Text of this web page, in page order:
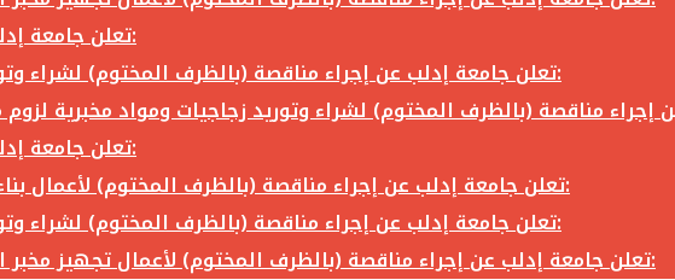
تعلن جامعة إدلب عن إجراء مناقصة (بالظرف المختوم) لشراء وتوريد ما يلي:
تعلن جامعة إدلب عن إجراء مناقصة (بالظرف المختوم) لشراء وتوريد أثاث مكاتب لزوم مكاتب وقاعات جامعة إدلب وفق الآتي:
تعلن جامعة إدلب عن إجراء مناقصة (بالظرف المختوم) لشراء وتوريد ما يلي:
تعلن جامعة إدلب عن إجراء مناقصة (بالظرف المختوم) لأعمال بناء طابق في مبنى رئاسة الجامعة في جامعة ادلب وفق الآتي:
تعلن جامعة إدلب عن إجراء مناقصة (بالظرف المختوم) لشراء وتوريد أثاث مكاتب لزوم مكاتب وقاعات جامعة إدلب وفق الآتي:
تعلن جامعة إدلب عن إجراء مناقصة (بالظرف المختوم) لأعمال تجهيز مخبر الدراسات العليا في كلية العلوم في جامعة ادلب وفق الآتي: